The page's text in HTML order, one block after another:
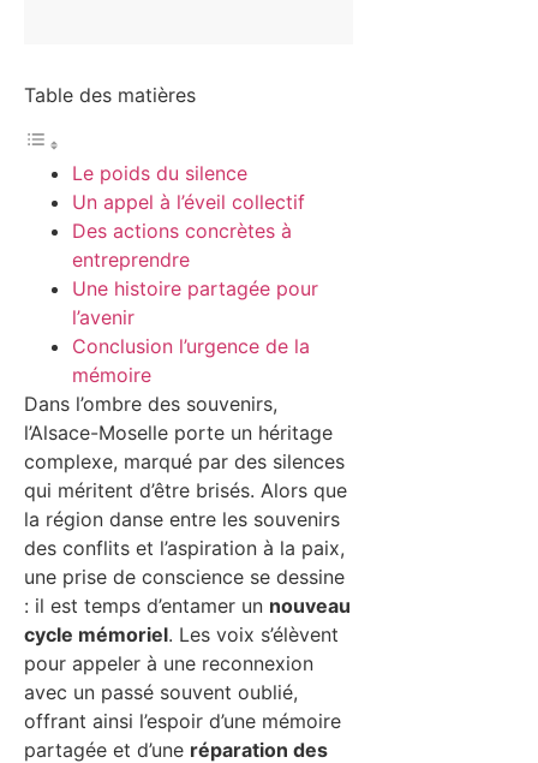
Table des matières
Le poids du silence
Un appel à l’éveil collectif
Des actions concrètes à
entreprendre
Une histoire partagée pour
l’avenir
Conclusion l’urgence de la
mémoire
Dans l’ombre des souvenirs,
l’Alsace-Moselle porte un héritage
complexe, marqué par des silences
qui méritent d’être brisés. Alors que
la région danse entre les souvenirs
des conflits et l’aspiration à la paix,
une prise de conscience se dessine
: il est temps d’entamer un nouveau
cycle mémoriel. Les voix s’élèvent
pour appeler à une reconnexion
avec un passé souvent oublié,
offrant ainsi l’espoir d’une mémoire
partagée et d’une réparation des